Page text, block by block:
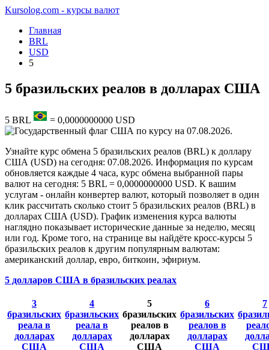
Kursolog.com - курсы валют
Главная
BRL
USD
5
5 бразильских реалов в долларах США
5 BRL = 0,0000000000 USD
по курсу на 07.08.2026.
Узнайте курс обмена 5 бразильских реалов (BRL) к доллару
США (USD) на сегодня: 07.08.2026. Информация по курсам
обновляется каждые 4 часа, курс обмена выбранной пары
валют на сегодня: 5 BRL = 0,0000000000 USD. К вашим
услугам - онлайн конвертер валют, который позволяет в один
клик рассчитать сколько стоит 5 бразильских реалов (BRL) в
долларах США (USD). График изменения курса валюты
наглядно показывает исторические данные за неделю, месяц
или год. Кроме того, на странице вы найдёте кросс-курсы 5
бразильских реалов к другим популярным валютам:
американский доллар, евро, биткоин, эфириум.
5 долларов США в бразильских реалах
3
бразильских
реала в
долларах
США
4
бразильских
реала в
долларах
США
5
бразильских
реалов в
долларах
США
6
бразильских
реалов в
долларах
США
7